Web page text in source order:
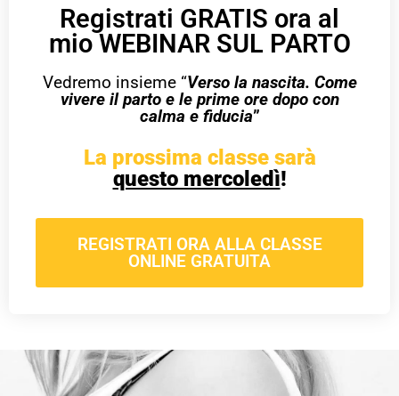
Registrati GRATIS ora al
mio WEBINAR SUL PARTO
Vedremo insieme “Verso la nascita. Come
vivere il parto e le prime ore dopo con
calma e fiducia”
La prossima classe sarà
questo mercoledì!
REGISTRATI ORA ALLA CLASSE
ONLINE GRATUITA